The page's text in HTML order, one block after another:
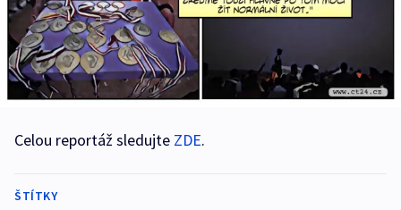
Celou reportáž sledujte ZDE.
ŠTÍTKY